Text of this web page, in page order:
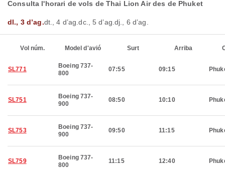
Consulta l'horari de vols de Thai Lion Air des de Phuket
dl., 3 d’ag.dt., 4 d’ag.dc., 5 d’ag.dj., 6 d’ag.
Vol núm. Model d'avió Surt Arriba
SL771
Boeing 737-
800
07:55 09:15
SL751
Boeing 737-
900
08:50 10:10
SL753
Boeing 737-
900
09:50 11:15
SL759
Boeing 737-
800
11:15 12:40